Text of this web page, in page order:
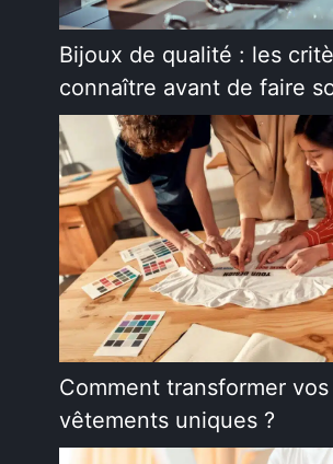
Bijoux de qualité : les
connaître avant de faire
Comment transformer
vêtements uniques ?